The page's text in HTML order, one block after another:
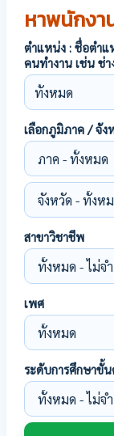
หาพนักงา
ตำแหน่ง : ชื่อตำแ
คนทำงาน เช่น ช่า
เลือกภูมิภาค / จัง
สาขาวิชาชีพ
เพศ
ระดับการศึกษาขั้น